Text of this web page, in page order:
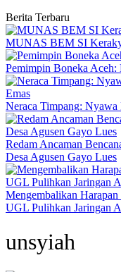
Berita Terbaru
MUNAS BEM SI
Pemimpin Boneka Aceh:
Neraca Timpang:
Redam Ancaman
Desa Agusen Gayo Lues
Mengembalikan
UGL Pulihkan Jaringan
unsyiah